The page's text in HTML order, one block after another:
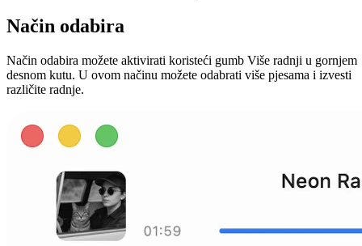
Način odabira
Način odabira možete aktivirati koristeći gumb Više radnji u gornjem
desnom kutu. U ovom načinu možete odabrati više pjesama i izvesti
različite radnje.